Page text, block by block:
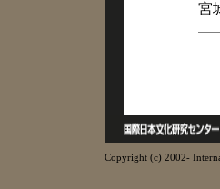
宮
Copyright (c) 2002-